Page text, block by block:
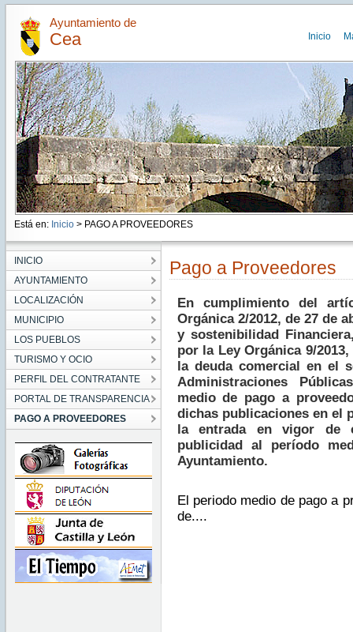
Ayuntamiento de
Cea Inicio
Está en: Inicio > PAGO A PROVEEDORES
INICIO
AYUNTAMIENTO
LOCALIZACIÓN
MUNICIPIO
LOS PUEBLOS
TURISMO Y OCIO
PERFIL DEL CONTRATANTE
PORTAL DE TRANSPARENCIA
PAGO A PROVEEDORES
Pago a Proveedores
En cumplimiento del
Orgánica 2/2012, de 27 de
y sostenibilidad
por la Ley Orgánica 9/
la deuda comercial en el
Administraciones
medio de pago a
dichas publicaciones en el
la entrada en vigor de
publicidad al período
Ayuntamiento.
El periodo medio de pago a
de....